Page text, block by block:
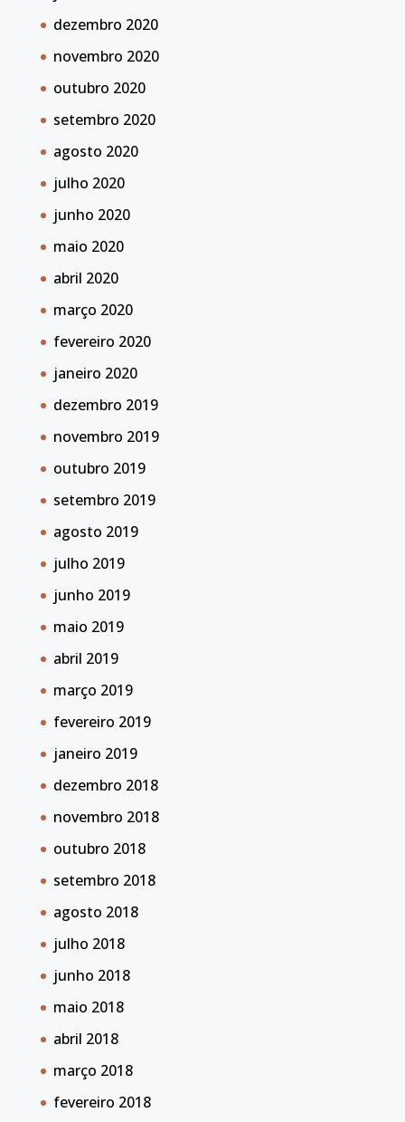
dezembro 2020
novembro 2020
outubro 2020
setembro 2020
agosto 2020
julho 2020
junho 2020
maio 2020
abril 2020
março 2020
fevereiro 2020
janeiro 2020
dezembro 2019
novembro 2019
outubro 2019
setembro 2019
agosto 2019
julho 2019
junho 2019
maio 2019
abril 2019
março 2019
fevereiro 2019
janeiro 2019
dezembro 2018
novembro 2018
outubro 2018
setembro 2018
agosto 2018
julho 2018
junho 2018
maio 2018
abril 2018
março 2018
fevereiro 2018